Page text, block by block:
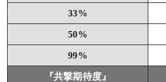
33%
50%
99%
『共撃期待度』